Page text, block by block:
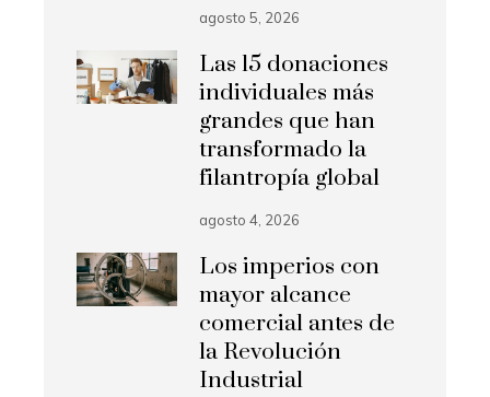
agosto 5, 2026
Las 15 donaciones
individuales más
grandes que han
transformado la
filantropía global
agosto 4, 2026
Los imperios con
mayor alcance
comercial antes de
la Revolución
Industrial